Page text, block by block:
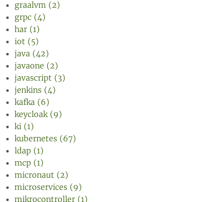
graalvm (2)
grpc (4)
har (1)
iot (5)
java (42)
javaone (2)
javascript (3)
jenkins (4)
kafka (6)
keycloak (9)
ki (1)
kubernetes (67)
ldap (1)
mcp (1)
micronaut (2)
microservices (9)
mikrocontroller (1)